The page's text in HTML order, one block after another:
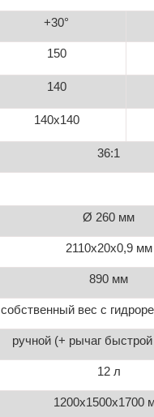
+30°
150
140
140x140
36:1
Ø 260 мм
2110х20х0,9 мм
890 мм
собственный вес с
ручной (+ рычаг
12 л
1200х1500х1700